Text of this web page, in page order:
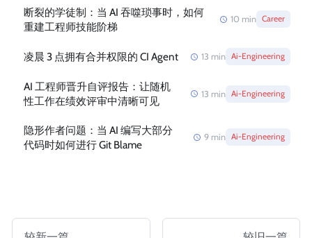
断裂的学徒制：当 AI 吞噬琐事时，如何
重建工程师技能阶梯
10 min Career
凌晨 3 点拥有合并权限的 CI Agent 13 min Ai-Engineering
AI 工程师晋升自评报告：让随机
性工作在绩效评审中清晰可见
13 min Ai-Engineering
隐形作者问题：当 AI 编写大部分
代码时如何进行 Git Blame
9 min Ai-Engineering